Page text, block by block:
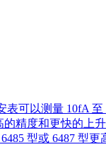
可以测量 10fA
的精度和更快的上
型或 6487 型